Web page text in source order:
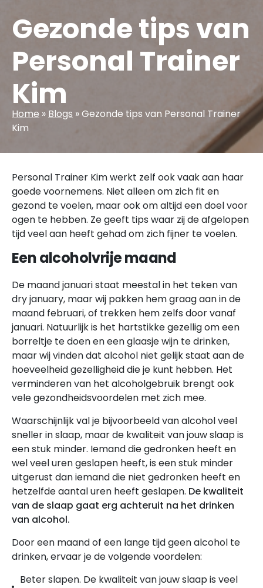
Gezonde tips van
Personal Trainer
Kim
Home » Blogs »Gezonde tips van Personal Trainer
Kim
Personal Trainer Kim werkt zelf ook vaak aan haar
goede voornemens. Niet alleen om zich fit en
gezond te voelen, maar ook om altijd een doel voor
ogen te hebben. Ze geeft tips waar zij de afgelopen
tijd veel aan heeft gehad om zich fijner te voelen.
Een alcoholvrije maand
De maand januari staat meestal in het teken van
dry january, maar wij pakken hem graag aan in de
maand februari, of trekken hem zelfs door vanaf
januari. Natuurlijk is het hartstikke gezellig om een
borreltje te doen en een glaasje wijn te drinken,
maar wij vinden dat alcohol niet gelijk staat aan de
hoeveelheid gezelligheid die je kunt hebben. Het
verminderen van het alcoholgebruik brengt ook
vele gezondheidsvoordelen met zich mee.
Waarschijnlijk val je bijvoorbeeld van alcohol veel
sneller in slaap, maar de kwaliteit van jouw slaap is
een stuk minder. Iemand die gedronken heeft en
wel veel uren geslapen heeft, is een stuk minder
uitgerust dan iemand die niet gedronken heeft en
hetzelfde aantal uren heeft geslapen. De kwaliteit
van de slaap gaat erg achteruit na het drinken
van alcohol.
Door een maand of een lange tijd geen alcohol te
drinken, ervaar je de volgende voordelen:
Beter slapen. De kwaliteit van jouw slaap is veel